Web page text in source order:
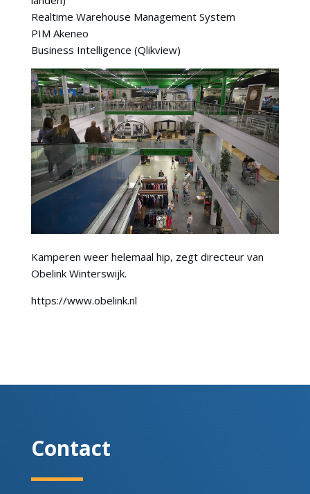
Realtime Warehouse Management System
PIM Akeneo
Business Intelligence (Qlikview)
Kamperen weer helemaal hip, zegt directeur van
Obelink Winterswijk.
https://www.obelink.nl
Contact